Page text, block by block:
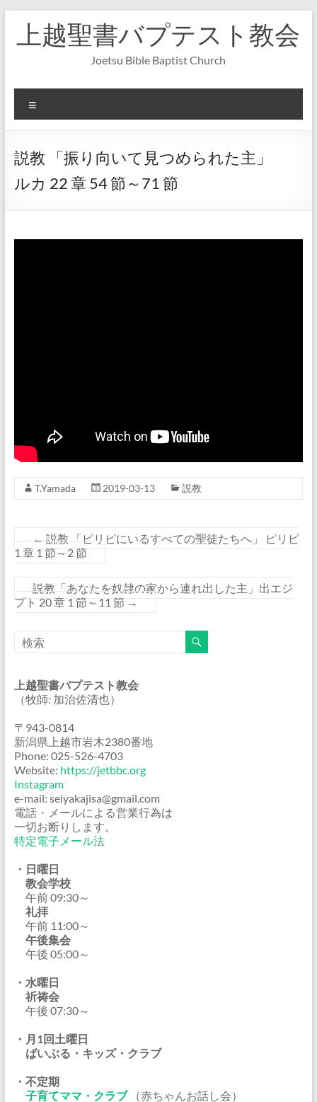
へ
上越聖書バプテスト教会
Joetsu Bible Baptist Church
ニ
ー
説教 「振り向いて見つめられた主」
ルカ 22 章 54 節～71 節
T.Yamada 2019-03-13 説教
← 説教 「ピリピにいるすべての聖徒たちへ」 ピリピ
1 章 1 節～2 節
説教「あなたを奴隷の家から連れ出した主」出エジ
プト 20 章 1 節～11 節 →
上越聖書バプテスト教会
（牧師: 加治佐清也）
〒943-0814
新潟県上越市岩木2380番地
Phone: 025-526-4703
Website: https://jetbbc.org
Instagram
e-mail: seiyakajisa@gmail.com
電話・メールによる営業行為は
一切お断りします。
特定電子メール法
・日曜日
教会学校
午前 09:30～
礼拝
午前 11:00～
午後集会
午後 05:00～
・水曜日
祈祷会
午後 07:30～
・月1回土曜日
ばいぶる・キッズ・クラブ
・不定期
子育てママ・クラブ（赤ちゃんお話し会）